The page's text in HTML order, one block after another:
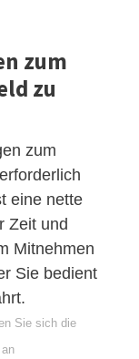
zum
zu
zum
eine nette
Zeit und
Mitnehmen
Sie bedient
Sie sich die